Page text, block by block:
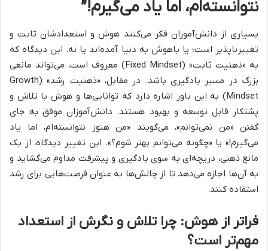
نتوانسته‌ام، اما یاد می‌گیرم!”
بسیاری از دانش‌آموزان فکر می‌کنند هوش و استعدادشان ثابت و
تغییرناپذیر است؛ یا باهوش به دنیا آمده‌اند یا نه. این دیدگاه که
به «ذهنیت ثابت» (Fixed Mindset) معروف است، می‌تواند مانعی
بزرگ در مسیر یادگیری باشد. در مقابل، «ذهنیت رشد» (Growth
Mindset) به این باور اشاره دارد که توانایی‌ها و هوش با تلاش و
پشتکار قابل توسعه و بهبود هستند. دانش‌آموزان موفق به جای
گفتن «من نمی‌توانم»، می‌گویند «من هنوز نتوانسته‌ام، اما یاد
می‌گیرم!» یا «چگونه می‌توانم بهتر شوم؟». این تغییر دیدگاه، از یک
مانع ذهنی، دریچه‌ای به سوی یادگیری و پیشرفت مداوم می‌گشاید و
به آن‌ها اجازه می‌دهد تا از چالش‌ها به عنوان فرصت‌هایی برای رشد
استفاده کنند.
فراتر از هوش: چرا تلاش و نگرش از استعداد
مهم‌تر است؟